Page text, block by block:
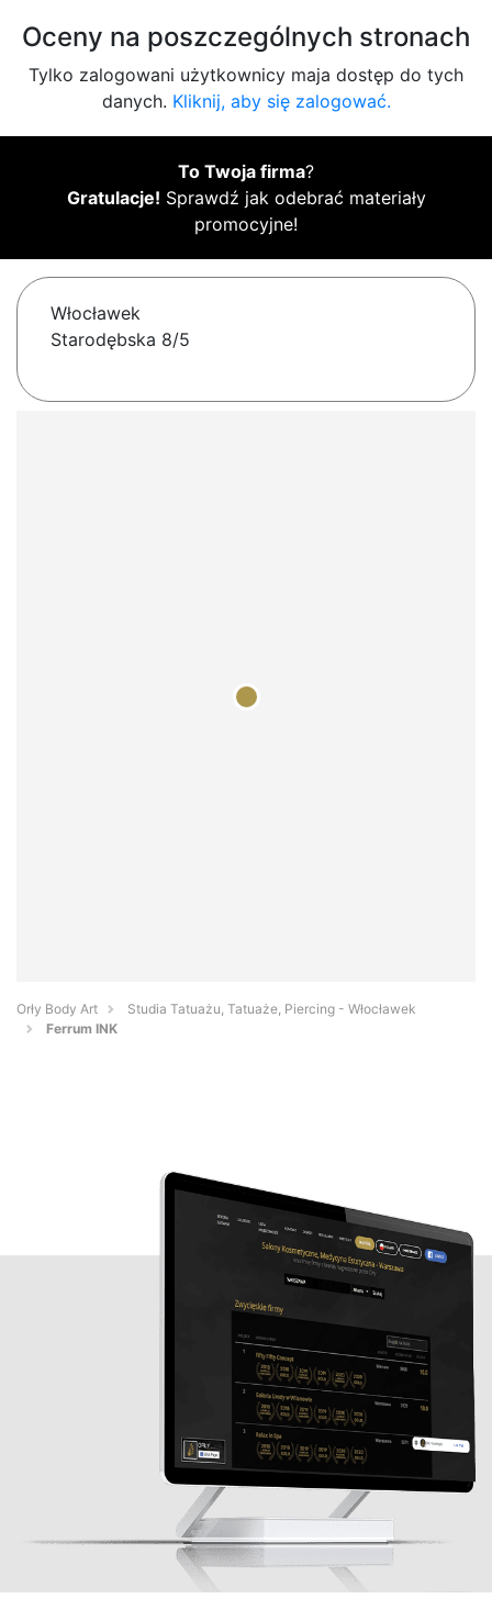
Oceny na poszczególnych stronach
Tylko zalogowani użytkownicy maja dostęp do tych
danych. Kliknij, aby się zalogować.
To Twoja firma?
Gratulacje! Sprawdź jak odebrać materiały
promocyjne!
Włocławek
Starodębska 8/5
Orły Body Art
Studia Tatuażu, Tatuaże, Piercing - Włocławek
Ferrum INK